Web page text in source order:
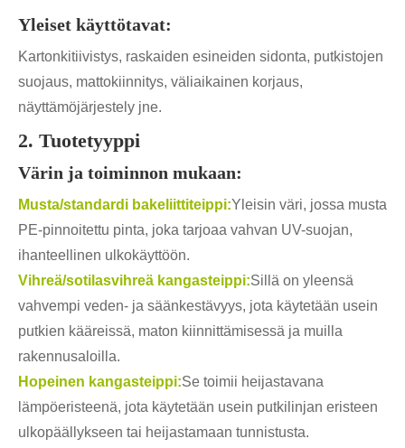
Yleiset käyttötavat:
Kartonkitiivistys, raskaiden esineiden sidonta, putkistojen
suojaus, mattokiinnitys, väliaikainen korjaus,
näyttämöjärjestely jne.
2. Tuotetyyppi
Värin ja toiminnon mukaan:
Musta/standardi bakeliittiteippi:Yleisin väri, jossa musta
PE-pinnoitettu pinta, joka tarjoaa vahvan UV-suojan,
ihanteellinen ulkokäyttöön.
Vihreä/sotilasvihreä kangasteippi:Sillä on yleensä
vahvempi veden- ja säänkestävyys, jota käytetään usein
putkien kääreissä, maton kiinnittämisessä ja muilla
rakennusaloilla.
Hopeinen kangasteippi:Se toimii heijastavana
lämpöeristeenä, jota käytetään usein putkilinjan eristeen
ulkopäällykseen tai heijastamaan tunnistusta.